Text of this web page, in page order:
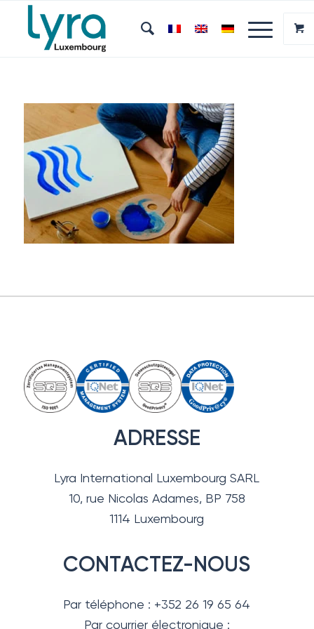
ADRESSE
Lyra International Luxembourg SARL
10, rue Nicolas Adames, BP 758
1114 Luxembourg
CONTACTEZ-NOUS
Par téléphone : +352 26 19 65 64
Par courrier électronique :